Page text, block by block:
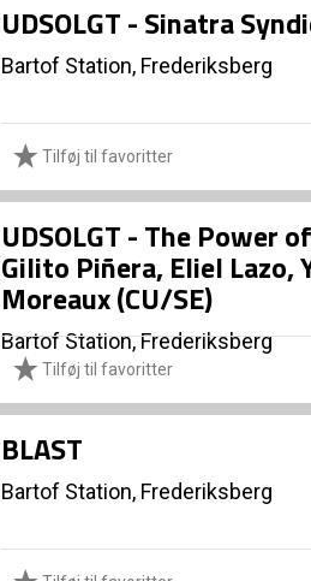
UDSOLGT - Sinatra
Bartof Station, Frederiksberg
Tilføj til favoritter
UDSOLGT - The Power
Gilito Piñera, Eliel Lazo,
Moreaux (CU/SE)
Bartof Station, Frederiksberg
Tilføj til favoritter
BLAST
Bartof Station, Frederiksberg